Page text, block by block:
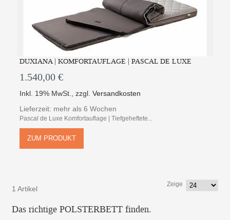
DUXIANA | KOMFORTAUFLAGE | PASCAL DE LUXE
1.540,00 €
Inkl. 19% MwSt. ,zzgl.Versandkosten
Lieferzeit: mehr als 6 Wochen
Pascal de Luxe Komfortauflage | Tiefgeheftete...
ZUM PRODUKT
1 Artikel
Zeige
Das richtige POLSTERBETT finden.